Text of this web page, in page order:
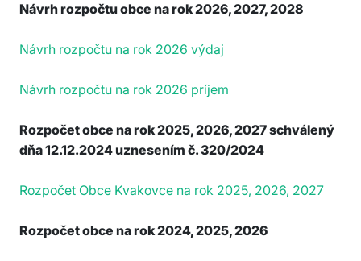
Návrh rozpočtu obce na rok 2026, 2027, 2028
Návrh rozpočtu na rok 2026 výdaj
Návrh rozpočtu na rok 2026 príjem
Rozpočet obce na rok 2025, 2026, 2027 schválený
dňa 12.12.2024 uznesením č. 320/2024
Rozpočet Obce Kvakovce na rok 2025, 2026, 2027
Rozpočet obce na rok 2024, 2025, 2026